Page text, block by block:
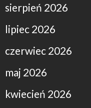
sierpień 2026
lipiec 2026
czerwiec 2026
maj 2026
kwiecień 2026